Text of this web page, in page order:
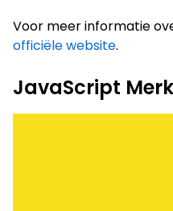
Voor meer informatie
officiële website.
JavaScript